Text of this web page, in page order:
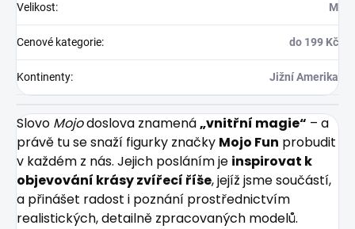
Velikost: M
Cenové kategorie: do 199 Kč
Kontinenty: Jižní Amerika
Slovo Mojodoslova znamená„vnitřní magie“ – a
právě tu se snaží figurky značky Mojo Fun probudit
v každém z nás. Jejich posláním je inspirovat k
objevování krásy zvířecí říše, jejíž jsme součástí,
a přinášet radost i poznání prostřednictvím
realistických, detailně zpracovaných modelů.